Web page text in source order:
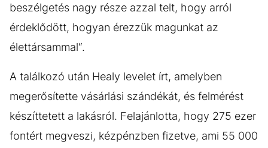
beszélgetés nagy része azzal telt, hogy arról
érdeklődött, hogyan érezzük magunkat az
élettársammal“.
A találkozó után Healy levelet írt, amelyben
megerősítette vásárlási szándékát, és felmérést
készíttetett a lakásról. Felajánlotta, hogy 275 ezer
fontért megveszi, kézpénzben fizetve, ami 55 000